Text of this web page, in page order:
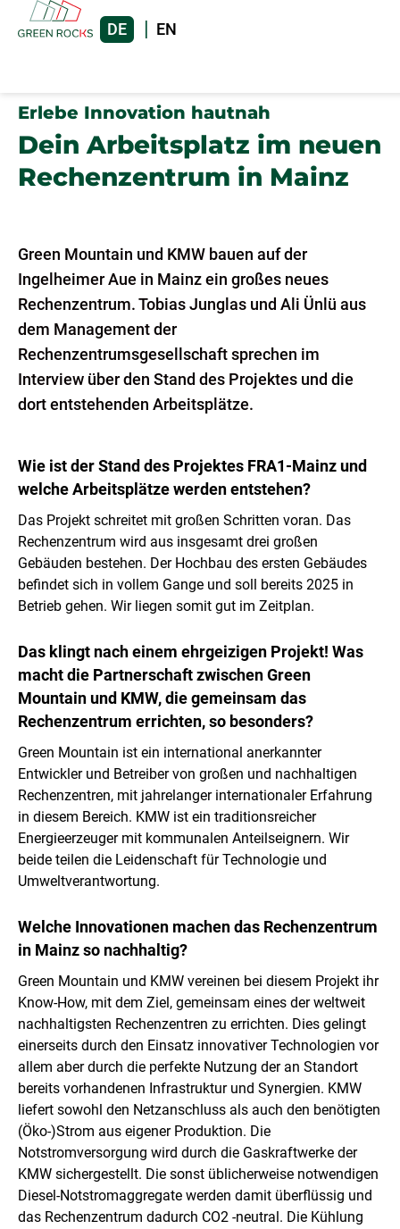
DE EN
Erlebe Innovation hautnah
Dein Arbeitsplatz im neuen
Rechenzentrum in Mainz
Green Mountain und KMW bauen auf der
Ingelheimer Aue in Mainz ein großes neues
Rechenzentrum. Tobias Junglas und Ali Ünlü aus
dem Management der
Rechenzentrumsgesellschaft sprechen im
Interview über den Stand des Projektes und die
dort entstehenden Arbeitsplätze.
Wie ist der Stand des Projektes FRA1-Mainz und
welche Arbeitsplätze werden entstehen?
Das Projekt schreitet mit großen Schritten voran. Das
Rechenzentrum wird aus insgesamt drei großen
Gebäuden bestehen. Der Hochbau des ersten Gebäudes
befindet sich in vollem Gange und soll bereits 2025 in
Betrieb gehen. Wir liegen somit gut im Zeitplan.
Das klingt nach einem ehrgeizigen Projekt! Was
macht die Partnerschaft zwischen Green
Mountain und KMW, die gemeinsam das
Rechenzentrum errichten, so besonders?
Green Mountain ist ein international anerkannter
Entwickler und Betreiber von großen und nachhaltigen
Rechenzentren, mit jahrelanger internationaler Erfahrung
in diesem Bereich. KMW ist ein traditionsreicher
Energieerzeuger mit kommunalen Anteilseignern. Wir
beide teilen die Leidenschaft für Technologie und
Umweltverantwortung.
Welche Innovationen machen das Rechenzentrum
in Mainz so nachhaltig?
Green Mountain und KMW vereinen bei diesem Projekt ihr
Know-How, mit dem Ziel, gemeinsam eines der weltweit
nachhaltigsten Rechenzentren zu errichten. Dies gelingt
einerseits durch den Einsatz innovativer Technologien vor
allem aber durch die perfekte Nutzung der an Standort
bereits vorhandenen Infrastruktur und Synergien. KMW
liefert sowohl den Netzanschluss als auch den benötigten
(Öko-)Strom aus eigener Produktion. Die
Notstromversorgung wird durch die Gaskraftwerke der
KMW sichergestellt. Die sonst üblicherweise notwendigen
Diesel-Notstromaggregate werden damit überflüssig und
das Rechenzentrum dadurch CO2 -neutral. Die Kühlung